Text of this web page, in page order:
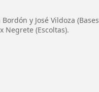
y José Vildoza
Negrete (Escoltas).